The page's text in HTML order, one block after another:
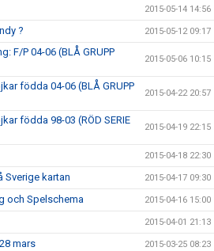
2015-05-14 14:56
? 2015-05-12 09:17
F/P 04-06 (BLÅ GRUPP
2015-05-06 10:15
födda 04-06 (BLÅ GRUPP
2015-04-22 20:57
födda 98-03 (RÖD SERIE
2015-04-19 22:15
2015-04-18 22:30
Sverige kartan 2015-04-17 09:30
och Spelschema 2015-04-16 15:00
2015-04-01 21:13
mars 2015-03-25 08:23